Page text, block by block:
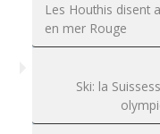
Les Houthis disent
en mer Rouge
Ski: la